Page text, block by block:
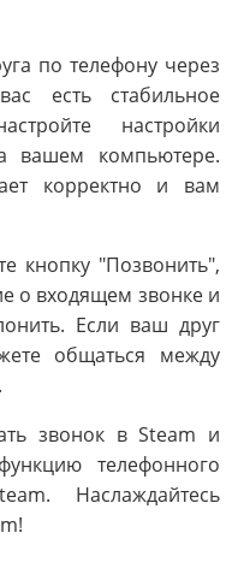
по телефону через
есть стабильное
настройки
вашем компьютере.
корректно и вам
кнопку "Позвонить",
о входящем звонке и
Если ваш друг
общаться между
звонок в Steam и
телефонного
Наслаждайтесь